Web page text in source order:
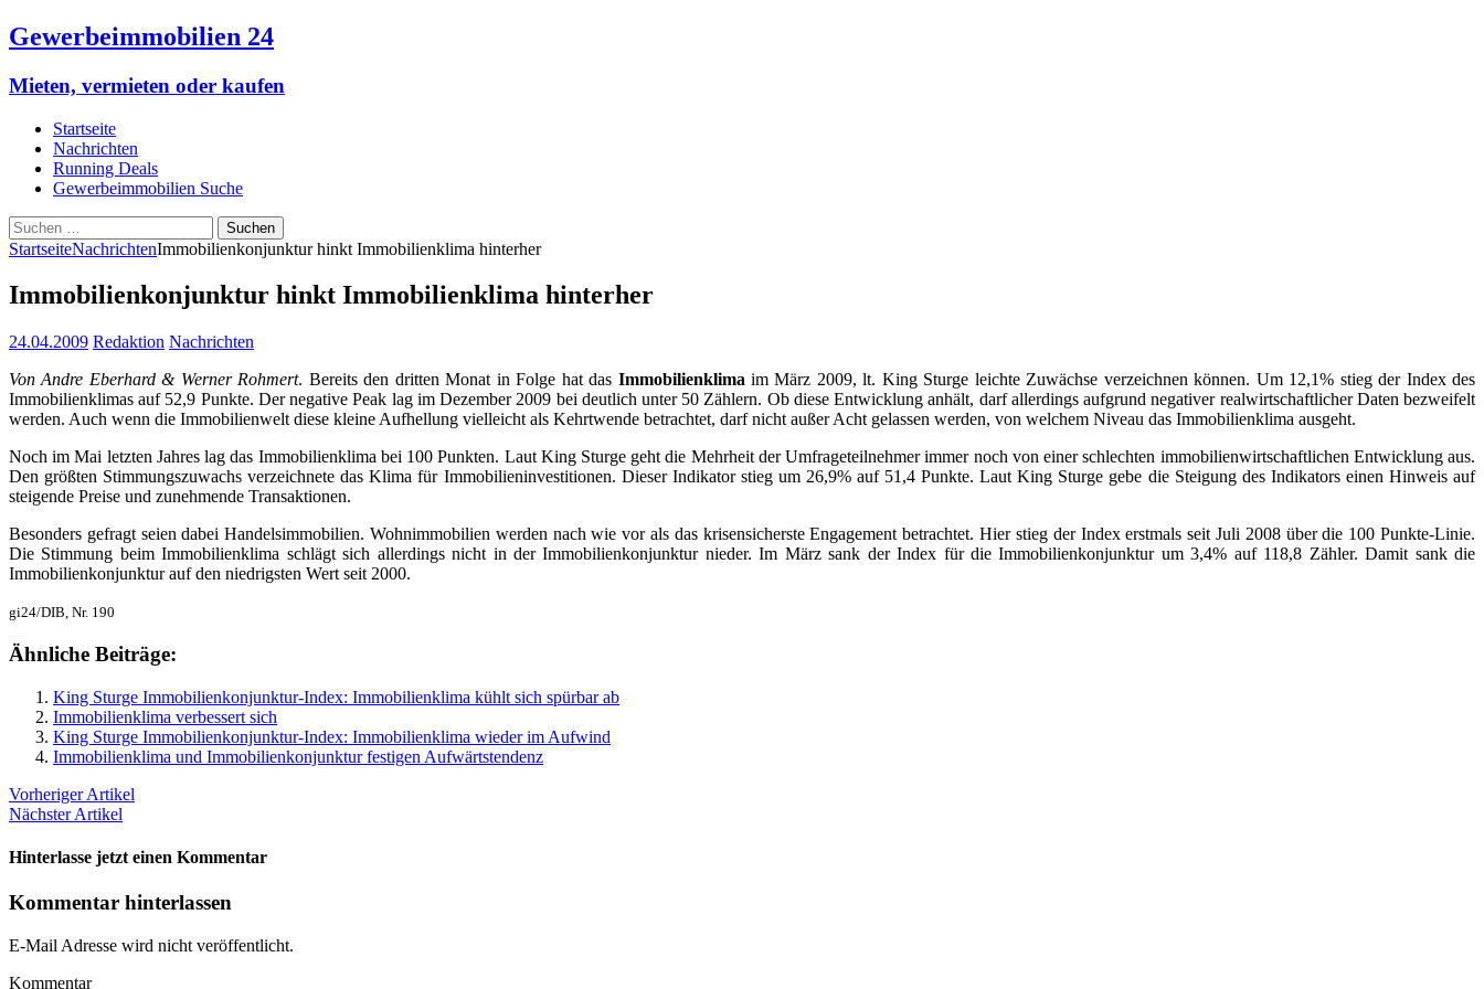
Gewerbeimmobilien 24
Mieten, vermieten oder kaufen
Startseite
Nachrichten
Running Deals
Gewerbeimmobilien Suche
Suchen
nach:
StartseiteNachrichtenImmobilienkonjunktur hinkt Immobilienklima hinterher
Immobilienkonjunktur hinkt Immobilienklima hinterher
24.04.2009 Redaktion Nachrichten
Von Andre Eberhard & Werner Rohmert. Bereits den dritten Monat in Folge hat das Immobilienklimaim März 2009, lt. King Sturge leichte Zuwächse verzeichnen können. Um 12,1% stieg der Index des
Immobilienklimas auf 52,9 Punkte. Der negative Peak lag im Dezember 2009 bei deutlich unter 50 Zählern. Ob diese Entwicklung anhält, darf allerdings aufgrund negativer realwirtschaftlicher Daten bezweifelt
werden. Auch wenn die Immobilienwelt diese kleine Aufhellung vielleicht als Kehrtwende betrachtet, darf nicht außer Acht gelassen werden, von welchem Niveau das Immobilienklima ausgeht.
Noch im Mai letzten Jahres lag das Immobilienklima bei 100 Punkten. Laut King Sturge geht die Mehrheit der Umfrageteilnehmer immer noch von einer schlechten immobilienwirtschaftlichen Entwicklung aus.
Den größten Stimmungszuwachs verzeichnete das Klima für Immobilieninvestitionen. Dieser Indikator stieg um 26,9% auf 51,4 Punkte. Laut King Sturge gebe die Steigung des Indikators einen Hinweis auf
steigende Preise und zunehmende Transaktionen.
Besonders gefragt seien dabei Handelsimmobilien. Wohnimmobilien werden nach wie vor als das krisensicherste Engagement betrachtet. Hier stieg der Index erstmals seit Juli 2008 über die 100 Punkte-Linie.
Die Stimmung beim Immobilienklima schlägt sich allerdings nicht in der Immobilienkonjunktur nieder. Im März sank der Index für die Immobilienkonjunktur um 3,4% auf 118,8 Zähler. Damit sank die
Immobilienkonjunktur auf den niedrigsten Wert seit 2000.
gi24/DIB, Nr. 190
Ähnliche Beiträge:
King Sturge Immobilienkonjunktur-Index: Immobilienklima kühlt sich spürbar ab
Immobilienklima verbessert sich
King Sturge Immobilienkonjunktur-Index: Immobilienklima wieder im Aufwind
Immobilienklima und Immobilienkonjunktur festigen Aufwärtstendenz
Vorheriger Artikel
Nächster Artikel
Hinterlasse jetzt einen Kommentar
Kommentar hinterlassen
E-Mail Adresse wird nicht veröffentlicht.
Kommentar